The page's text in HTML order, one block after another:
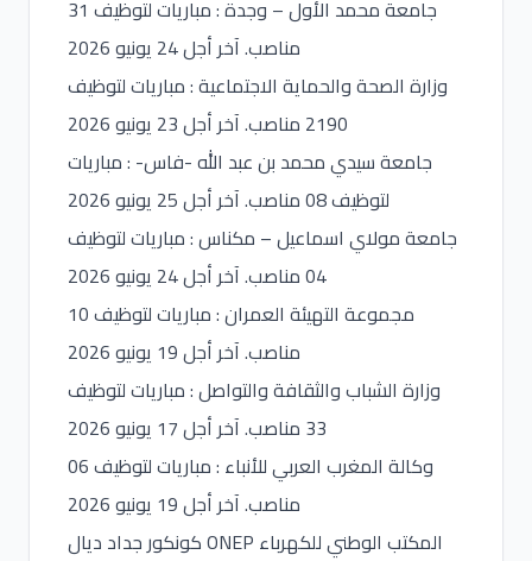
جامعة محمد الأول – وجدة : مباريات لتوظيف 31
مناصب. آخر أجل 24 يونيو 2026
وزارة الصحة والحماية الاجتماعية : مباريات لتوظيف
2190 مناصب. آخر أجل 23 يونيو 2026
جامعة سيدي محمد بن عبد الله -فاس- : مباريات
لتوظيف 08 مناصب. آخر أجل 25 يونيو 2026
جامعة مولاي اسماعيل – مكناس : مباريات لتوظيف
04 مناصب. آخر أجل 24 يونيو 2026
مجموعة التهيئة العمران : مباريات لتوظيف 10
مناصب. آخر أجل 19 يونيو 2026
وزارة الشباب والثقافة والتواصل : مباريات لتوظيف
33 مناصب. آخر أجل 17 يونيو 2026
وكالة المغرب العربي للأنباء : مباريات لتوظيف 06
مناصب. آخر أجل 19 يونيو 2026
كونكور جداد ديال ONEP المكتب الوطني للكهرباء